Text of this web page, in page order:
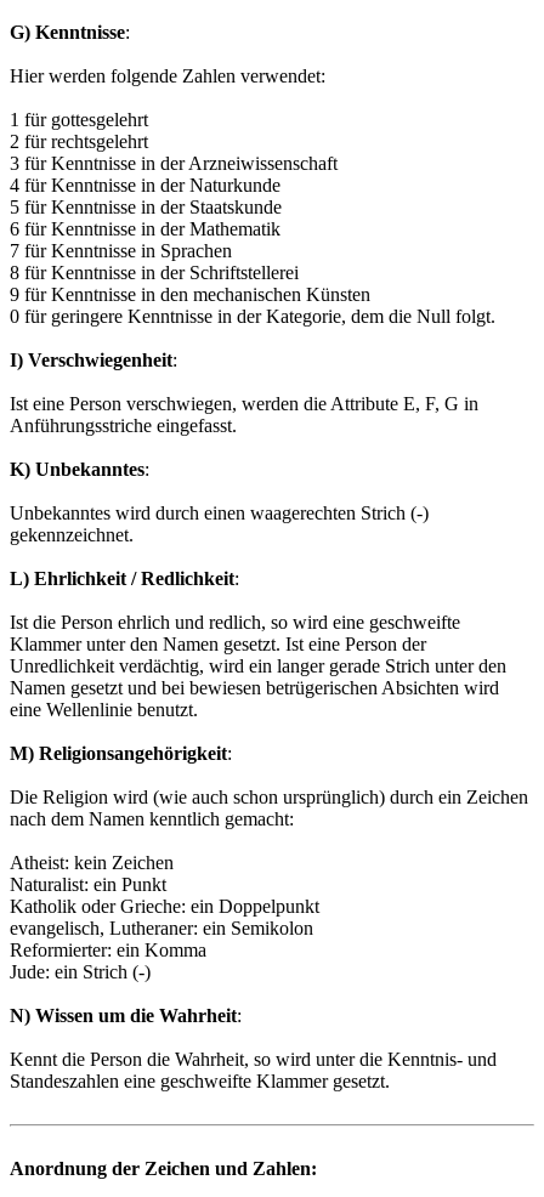
G) Kenntnisse:
Hier werden folgende Zahlen verwendet:
1 für gottesgelehrt
2 für rechtsgelehrt
3 für Kenntnisse in der Arzneiwissenschaft
4 für Kenntnisse in der Naturkunde
5 für Kenntnisse in der Staatskunde
6 für Kenntnisse in der Mathematik
7 für Kenntnisse in Sprachen
8 für Kenntnisse in der Schriftstellerei
9 für Kenntnisse in den mechanischen Künsten
0 für geringere Kenntnisse in der Kategorie, dem die Null folgt.
I) Verschwiegenheit:
Ist eine Person verschwiegen, werden die Attribute E, F, G in
Anführungsstriche eingefasst.
K) Unbekanntes:
Unbekanntes wird durch einen waagerechten Strich (-)
gekennzeichnet.
L) Ehrlichkeit / Redlichkeit:
Ist die Person ehrlich und redlich, so wird eine geschweifte
Klammer unter den Namen gesetzt. Ist eine Person der
Unredlichkeit verdächtig, wird ein langer gerade Strich unter den
Namen gesetzt und bei bewiesen betrügerischen Absichten wird
eine Wellenlinie benutzt.
M) Religionsangehörigkeit:
Die Religion wird (wie auch schon ursprünglich) durch ein Zeichen
nach dem Namen kenntlich gemacht:
Atheist: kein Zeichen
Naturalist: ein Punkt
Katholik oder Grieche: ein Doppelpunkt
evangelisch, Lutheraner: ein Semikolon
Reformierter: ein Komma
Jude: ein Strich (-)
N) Wissen um die Wahrheit:
Kennt die Person die Wahrheit, so wird unter die Kenntnis- und
Standeszahlen eine geschweifte Klammer gesetzt.
Anordnung der Zeichen und Zahlen: